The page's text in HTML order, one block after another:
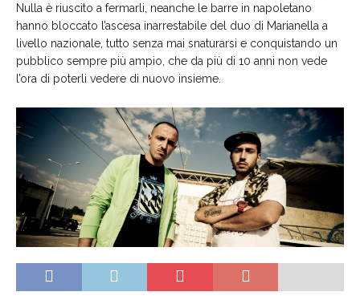
Nulla è riuscito a fermarli, neanche le barre in napoletano
hanno bloccato l’ascesa inarrestabile del duo di Marianella a
livello nazionale, tutto senza mai snaturarsi e conquistando un
pubblico sempre più ampio, che da più di 10 anni non vede
l’ora di poterli vedere di nuovo insieme.